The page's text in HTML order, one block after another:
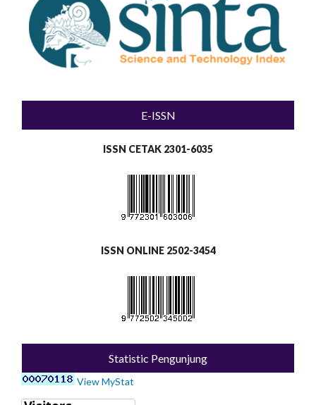
E-ISSN
ISSN CETAK 2301-6035
ISSN ONLINE 2502-3454
Statistic Pengunjung
View MyStat